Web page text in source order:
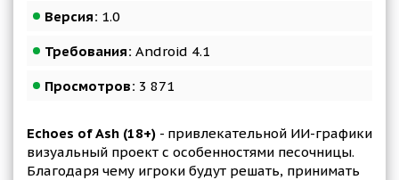
Версия: 1.0
Требования: Android 4.1
Просмотров: 3 871
Echoes of Ash (18+) - привлекательной ИИ-графики
визуальный проект с особенностями песочницы.
Благодаря чему игроки будут решать, принимать